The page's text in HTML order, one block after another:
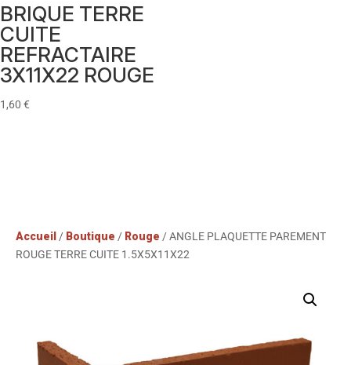
BRIQUE TERRE
CUITE
REFRACTAIRE
3X11X22 ROUGE
1,60 €
Accueil / Boutique / Rouge / ANGLE PLAQUETTE PAREMENT
ROUGE TERRE CUITE 1.5X5X11X22